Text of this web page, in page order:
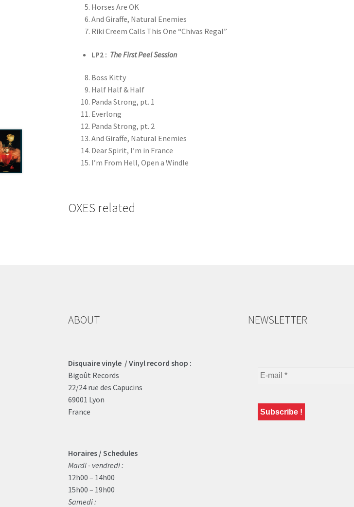
Horses Are OK
And Giraffe, Natural Enemies
Riki Creem Calls This One “Chivas Regal”
LP2 : The First Peel Session
Boss Kitty
Half Half & Half
Panda Strong, pt. 1
Everlong
Panda Strong, pt. 2
And Giraffe, Natural Enemies
Dear Spirit, I’m in France
I’m From Hell, Open a Windle
OXES related
ABOUT
Disquaire vinyle / Vinyl record shop :
Bigoût Records
22/24 rue des Capucins
69001 Lyon
France
Horaires / Schedules
Mardi - vendredi :
12h00 – 14h00
15h00 – 19h00
Samedi :
NEWSLETTER